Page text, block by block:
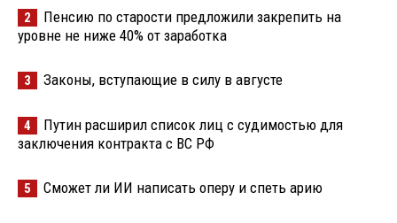
2
Пенсию по старости предложили закрепить на
уровне не ниже 40% от заработка
3 Законы, вступающие в силу в августе
4
Путин расширил список лиц с судимостью для
заключения контракта с ВС РФ
5 Сможет ли ИИ написать оперу и спеть арию